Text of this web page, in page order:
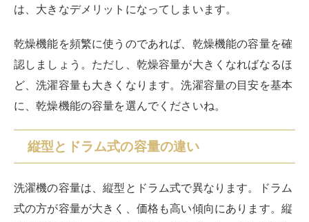
式の方が容量が大きく、価格も高い傾向にあります。縦
にもちょうどいい容量が小さいモデルも豊富です。
しかし、縦型は容量10㎏以上のモデルが少ないため、大
家族で使うのにはあまり向いていません。容量で考える
らしではドラム式がおすすめと言えるでしょう。
◆おすすめのドラム式洗濯機は、こちらの記事で詳しく
ご紹介しています。ぜひご覧ください。